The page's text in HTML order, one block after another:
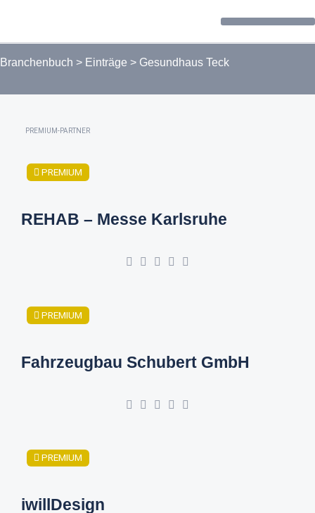
Branchenbuch > Einträge > Gesundhaus Teck
PREMIUM-PARTNER
PREMIUM
REHAB – Messe Karlsruhe
PREMIUM
Fahrzeugbau Schubert GmbH
PREMIUM
iwillDesign